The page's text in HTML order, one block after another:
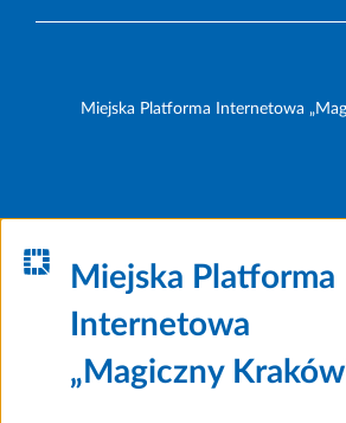
Miejska Platforma Internetowa
Miejska Platforma
Internetowa
„Magiczny